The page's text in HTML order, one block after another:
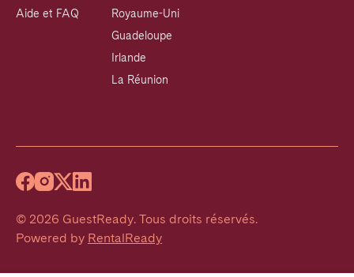
Aide et FAQ
Royaume-Uni
Guadeloupe
Irlande
La Réunion
© 2026 GuestReady. Tous droits réservés.
Powered by RentalReady